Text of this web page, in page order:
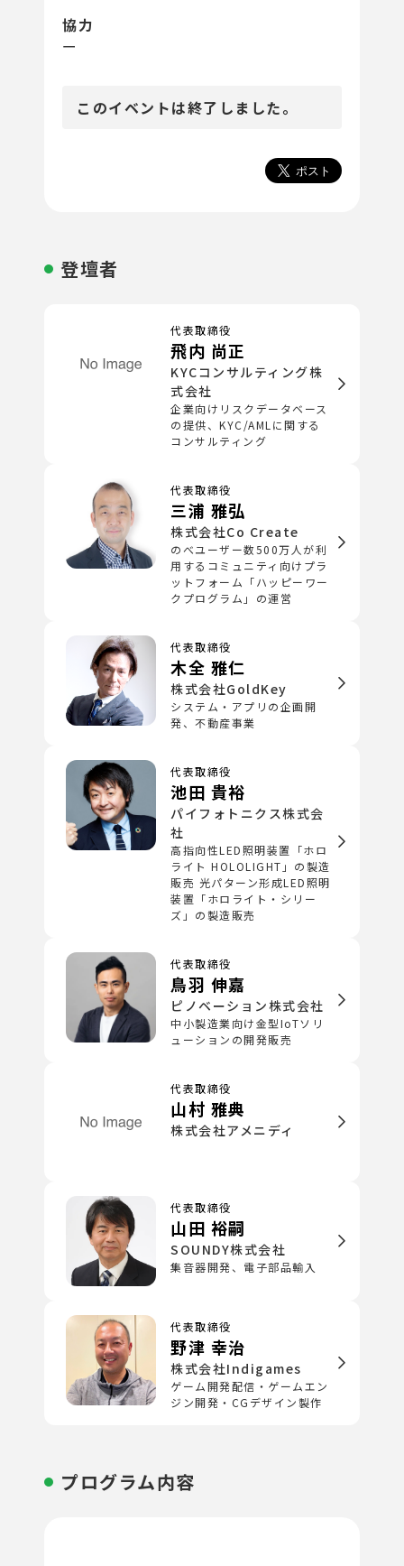
協力
ー
このイベントは終了しました。
登壇者
代表取締役
飛内 尚正
KYCコンサルティング株
式会社
企業向けリスクデータベース
の提供、KYC/AMLに関する
コンサルティング
代表取締役
三浦 雅弘
株式会社Co Create
のべユーザー数500万人が利
用するコミュニティ向けプラ
ットフォーム「ハッピーワー
クプログラム」の運営
代表取締役
木全 雅仁
株式会社GoldKey
システム・アプリの企画開
発、不動産事業
代表取締役
池田 貴裕
パイフォトニクス株式会
社
高指向性LED照明装置「ホロ
ライト HOLOLIGHT」の製造
販売 光パターン形成LED照明
装置「ホロライト・シリー
ズ」の製造販売
代表取締役
鳥羽 伸嘉
ピノベーション株式会社
中小製造業向け金型IoTソリ
ューションの開発販売
代表取締役
山村 雅典
株式会社アメニディ
代表取締役
山田 裕嗣
SOUNDY株式会社
集音器開発、電子部品輸入
代表取締役
野津 幸治
株式会社Indigames
ゲーム開発配信・ゲームエン
ジン開発・CGデザイン製作
プログラム内容